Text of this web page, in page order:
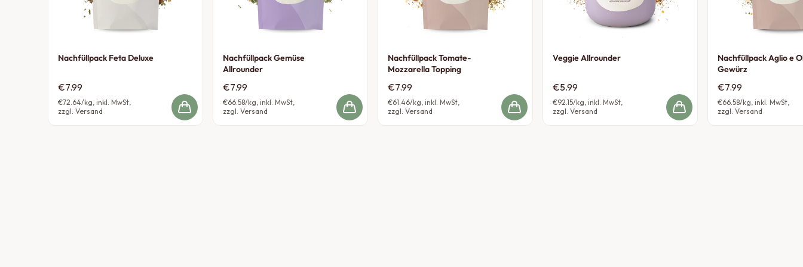
Nachfüllpack Feta Deluxe
€7.99
€72.64/kg, inkl. MwSt,
zzgl. Versand
Nachfüllpack Gemüse
Allrounder
€7.99
€66.58/kg, inkl. MwSt,
zzgl. Versand
Nachfüllpack Tomate-
Mozzarella Topping
€7.99
€61.46/kg, inkl. MwSt,
zzgl. Versand
Veggie Allrounder
€5.99
€92.15/kg, inkl. MwSt,
zzgl. Versand
Nachfüllpack Aglio e
Gewürz
€7.99
€66.58/kg, inkl. MwSt,
zzgl. Versand